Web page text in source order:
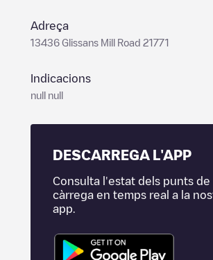
Adreça
13436 Glissans Mill Road 21771
Indicacions
null null
DESCARREGA L'APP
Consulta l'estat dels punts de
càrrega en temps real a la
app.